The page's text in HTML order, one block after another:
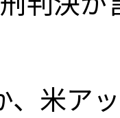
米ア